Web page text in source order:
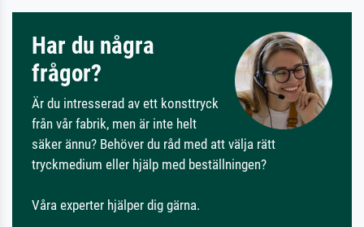
Har du några
frågor?
Är du intresserad av ett konsttryck
från vår fabrik, men är inte helt
säker ännu? Behöver du råd med att välja rätt
tryckmedium eller hjälp med beställningen?
Våra experter hjälper dig gärna.